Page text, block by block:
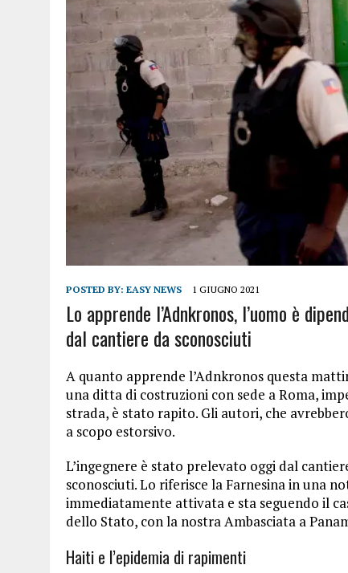
POSTED BY: EASY NEWS 1 GIUGNO 2021
Lo apprende l’Adnkronos, l’uomo è
dal cantiere da sconosciuti
A quanto apprende l’Adnkronos questa
una ditta di costruzioni con sede a Roma,
strada, è stato rapito. Gli autori, che
a scopo estorsivo.
L’ingegnere è stato prelevato oggi dal
sconosciuti. Lo riferisce la Farnesina in una
immediatamente attivata e sta seguendo il
dello Stato, con la nostra Ambasciata a
Haiti e l’epidemia di rapimenti